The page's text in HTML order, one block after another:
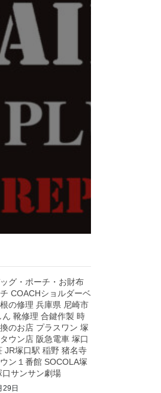
グ・ポーチ・お財布
COACHショルダーベ
の修理 兵庫県 尼崎市
ん 靴修理 合鍵作製 時
のお店 プラスワン 塚
ウン店 阪急電車 塚口
JR塚口駅 稲野 猪名寺
ン１番館 SOCOLA塚
口サンサン劇場
29日